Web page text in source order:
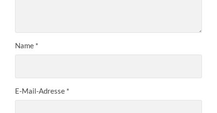
Name *
E-Mail-Adresse *